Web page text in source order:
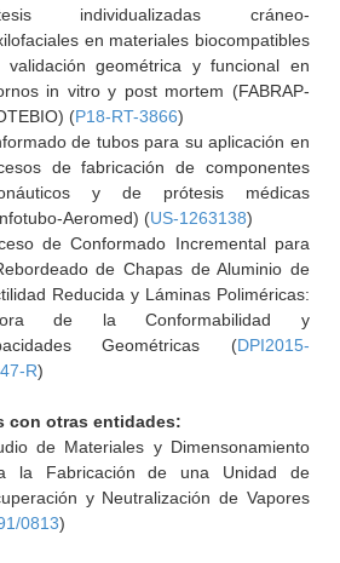
individualizadas cráneo-
en materiales biocompatibles
validación geométrica y funcional en
in vitro y post mortem (FABRAP-
(P18-RT-3866)
de tubos para su aplicación en
de fabricación de componentes
y de prótesis médicas
Aeromed) (US-1263138)
de Conformado Incremental para
de Chapas de Aluminio de
Reducida y Láminas Poliméricas:
de la Conformabilidad y
Geométricas (DPI2015-
R)
con otras entidades:
de Materiales y Dimensonamiento
la Fabricación de una Unidad de
y Neutralización de Vapores
0813)